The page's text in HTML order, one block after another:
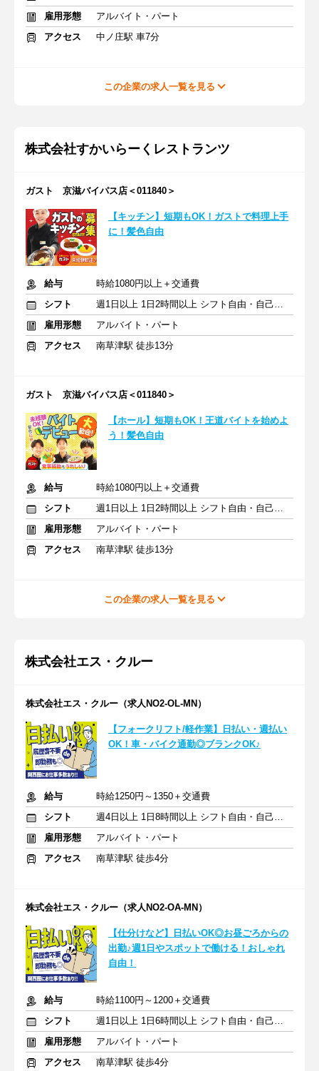
雇用形態
アルバイト・パート
アクセス
中ノ庄駅 車7分
この企業の求人一覧を見る
株式会社すかいらーくレストランツ
ガスト 京滋バイパス店＜011840＞
【キッチン】短期もOK！ガストで料理上手
に！髪色自由
給与
時給1080円以上＋交通費
シフト
週1日以上 1日2時間以上 シフト自由・自己申告
雇用形態
アルバイト・パート
アクセス
南草津駅 徒歩13分
ガスト 京滋バイパス店＜011840＞
【ホール】短期もOK！王道バイトを始めよ
う！髪色自由
給与
時給1080円以上＋交通費
シフト
週1日以上 1日2時間以上 シフト自由・自己申告
雇用形態
アルバイト・パート
アクセス
南草津駅 徒歩13分
この企業の求人一覧を見る
株式会社エス・クルー
株式会社エス・クルー（求人NO2-OL-MN）
【フォークリフト/軽作業】日払い・週払い
OK！車・バイク通勤◎ブランクOK♪
給与
時給1250円～1350＋交通費
シフト
週4日以上 1日8時間以上 シフト自由・自己申告
雇用形態
アルバイト・パート
アクセス
南草津駅 徒歩4分
株式会社エス・クルー（求人NO2-OA-MN）
【仕分けなど】日払いOK◎お昼ごろからの
出勤♪週1日やスポットで働ける！おしゃれ
自由！
給与
時給1100円～1200＋交通費
シフト
週1日以上 1日6時間以上 シフト自由・自己申告
雇用形態
アルバイト・パート
アクセス
南草津駅 徒歩4分